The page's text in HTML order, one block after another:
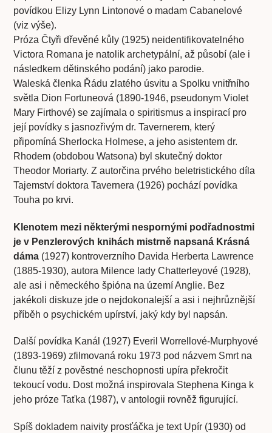
povídkou Elizy Lynn Lintonové o madam Cabanelové
(viz výše).
Próza Čtyři dřevěné kůly (1925) neidentifikovatelného
Victora Romana je natolik archetypální, až působí (ale i
následkem dětinského podání) jako parodie.
Waleská členka Řádu zlatého úsvitu a Spolku vnitřního
světla Dion Fortuneová (1890-1946, pseudonym Violet
Mary Firthové) se zajímala o spiritismus a inspirací pro
její povídky s jasnozřivým dr. Tavernerem, který
připomíná Sherlocka Holmese, a jeho asistentem dr.
Rhodem (obdobou Watsona) byl skutečný doktor
Theodor Moriarty. Z autorčina prvého beletristického díla
Tajemství doktora Tavernera (1926) pochází povídka
Touha po krvi.
Klenotem mezi některými nespornými podřadnostmi
je v Penzlerových knihách mistrně napsaná Krásná
dáma (1927) kontroverzního Davida Herberta Lawrence
(1885-1930), autora Milence lady Chatterleyové (1928),
ale asi i německého špióna na území Anglie. Bez
jakékoli diskuze jde o nejdokonalejší a asi i nejhrůznější
příběh o psychickém upírství, jaký kdy byl napsán.
Další povídka Kanál (1927) Everil Worrellové-Murphyové
(1893-1969) zfilmovaná roku 1973 pod názvem Smrt na
člunu těží z pověstné neschopnosti upíra překročit
tekoucí vodu. Dost možná inspirovala Stephena Kinga k
jeho próze Taťka (1987), v antologii rovněž figurující.
Spíš dokladem naivity prosťáčka je text Upír (1930) od